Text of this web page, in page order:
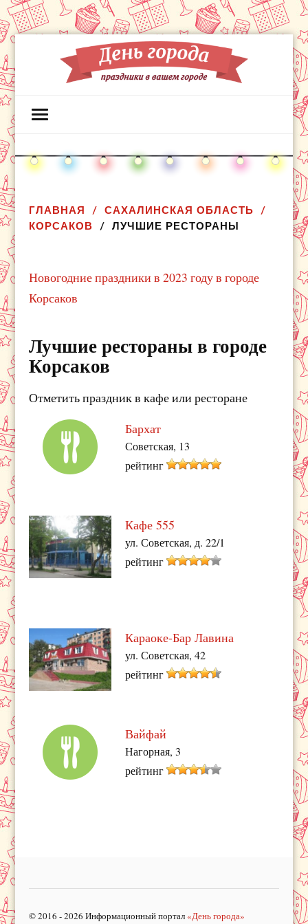
ГЛАВНАЯ
САХАЛИНСКАЯ ОБЛАСТЬ
КОРСАКОВ
ЛУЧШИЕ РЕСТОРАНЫ
Новогодние праздники в 2023 году в городе
Корсаков
Лучшие рестораны в городе
Корсаков
Отметить праздник в кафе или ресторане
Бархат
Советская, 13
рейтинг
Кафе 555
ул. Советская, д. 22/1
рейтинг
Караоке-Бар Лавина
ул. Советская, 42
рейтинг
Вайфай
Нагорная, 3
рейтинг
© 2016 - 2026 Информационный портал «День города»